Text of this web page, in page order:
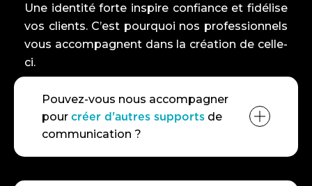
Une identité forte inspire confiance et fidélise
vos clients. C’est pourquoi nos professionnels
vous accompagnent dans la création de celle-
ci.
Pouvez-vous nous accompagner
pour créer d'autres supports de
communication ?